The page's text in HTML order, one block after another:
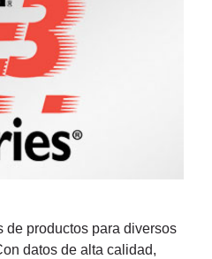
de productos para diversos
datos de alta calidad,